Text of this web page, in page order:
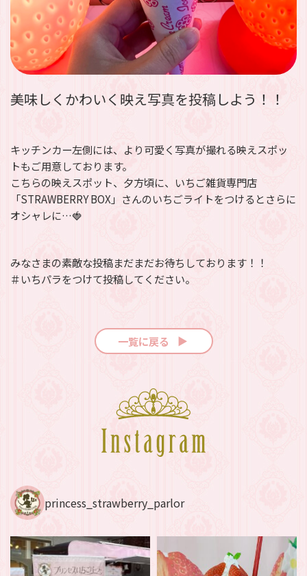
美味しくかわいく映え写真を投稿しよう！！
キッチンカー左側には、より可愛く写真が撮れる映えスポッ
トもご用意しております。
こちらの映えスポット、夕方頃に、いちご雑貨専門店
「STRAWBERRY BOX」さんのいちごライトをつけるとさらに
オシャレに…🍓
みなさまの素敵な投稿まだまだお待ちしております！！
＃いちパラをつけて投稿してください。
一覧に戻る ▼
princess_strawberry_parlor